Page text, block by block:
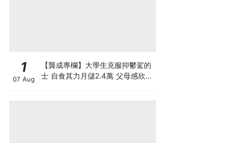
1
07 Aug
【龔成專欄】大學生克服抑鬱駕的
士 自食其力月儲2.4萬 父母感欣慰